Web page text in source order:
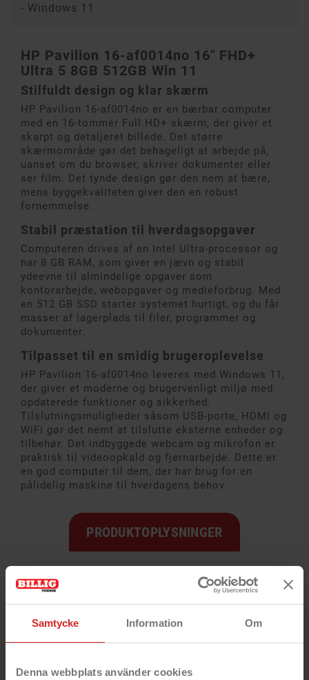
Samtycke Information Om
Denna webbplats använder cookies
HP Pavilion 16-af0014no 16" FHD+
Ultra 5 8GB 512GB Win 11
Stilfuldt design og klar skærm
HP Pavilion 16-af0014no er en bærbar computer
med en 16-tommer Full HD+ skærm, der giver et
skarpt og detaljeret billede. Det større
skærmområde gør det behageligt at arbejde på,
uanset om du browser, skriver dokumenter eller
ser film. Det tynde design gør den nem at bære,
mens byggekvaliteten giver den en robust
fornemmelse.
Stabil præstation til hverdagsopgaver
Computeren drives af en Intel Ultra-processor og
har 8 GB RAM, som giver en jævn og stabil
ydeevne til almindelige opgaver som
kontorarbejde, webopgaver og medieforbrug. Med
en 512 GB SSD starter systemet hurtigt, og du får
masser af lagerplads til filer, programmer og
dokumenter.
Tilpasset til en smidig brugeroplevelse
HP Pavilion 16-af0014no leveres med Windows 11,
der giver et moderne og brugervenligt miljø med
opdaterede funktioner og sikkerhed.
Tilslutningsmuligheder såsom USB-porte, HDMI og
WiFi gør det nemt at tilslutte eksterne enheder og
tilbehør. Det indbyggede webcam og mikrofon er
praktisk til videoopkald og fjernarbejde. Dette er
en god computer til dem, der har brug for en
pålidelig maskine til hverdagens behov.
- Windows 11
PRODUKTOPLYSNINGER
Funktion Specifikation
Skærmstørrelse
16" Antireflex WUXGA IPS
Skærmopløsning 1920 x 1200
Processor
Intel Core Ultra 5 125U 1.3